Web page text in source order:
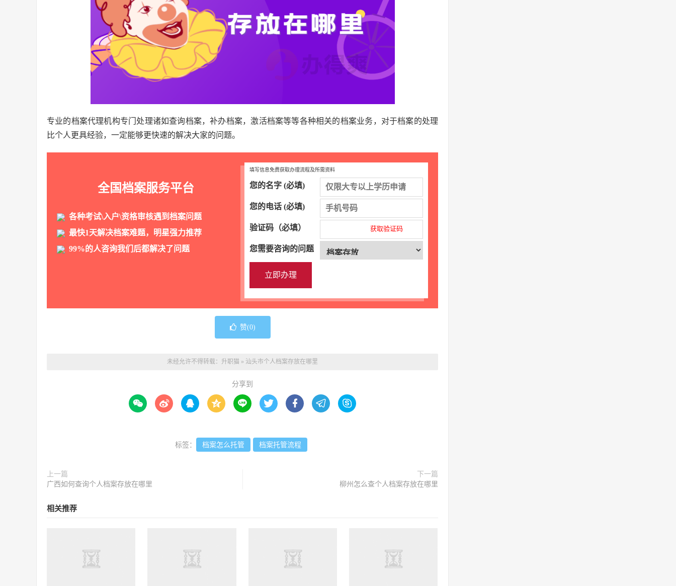
专业的档案代理机构专门处理诸如查询档案，补办档案，激活档案等等各种相关的档案业务，对于档案的处理
比个人更具经验，一定能够更快速的解决大家的问题。
全国档案服务平台
各种考试\入户\资格审核遇到档案问题
最快1天解决档案难题，明星强力推荐
99%的人咨询我们后都解决了问题
填写信息免费获取办理流程及所需资料
您的名字 (必填)
您的电话 (必填)
验证码（必填） 获取验证码
您需要咨询的问题
赞(0)
未经允许不得转载： 升职猫 » 汕头市个人档案存放在哪里
分享到
        
标签： 档案怎么托管 档案托管流程
上一篇
广西如何查询个人档案存放在哪里
下一篇
柳州怎么查个人档案存放在哪里
相关推荐